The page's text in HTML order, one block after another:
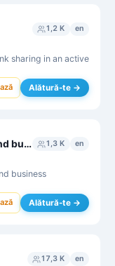
1,2 K en
sharing in an active
Alătură-te →
Chat for Investors, startups, and business partnerships 1,3 K en
business
Alătură-te →
17,3 K en